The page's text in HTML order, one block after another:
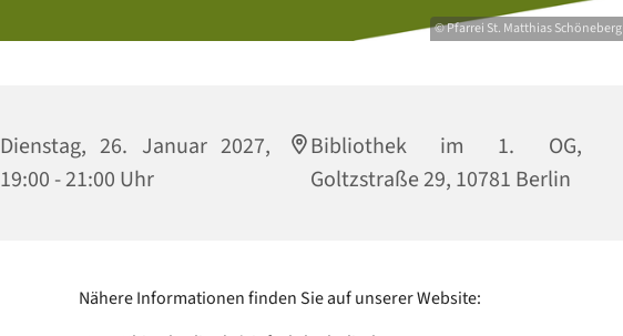
© Pfarrei St. Matthias Schöneberg
Dienstag, 26. Januar 2027,
19:00 - 21:00 Uhr
Bibliothek im 1. OG,
Goltzstraße 29, 10781 Berlin
Nähere Informationen finden Sie auf unserer Website: